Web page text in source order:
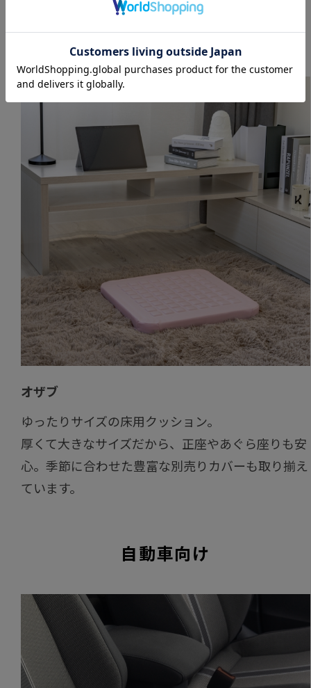
サポート。上質で快適な「座るリラクゼーション」
を実現します。
オザブ
ゆったりサイズの床用クッション。
厚くて大きなサイズだから、正座やあぐら座りも安
心。季節に合わせた豊富な別売りカバーも取り揃え
ています。
自動車向け